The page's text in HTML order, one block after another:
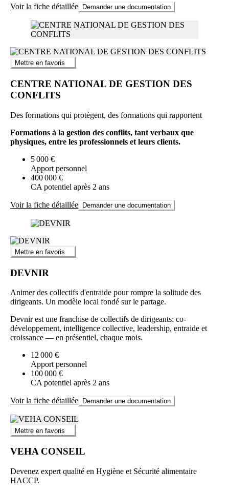
efficacement aux enjeux de digitalisation et de modernisation des
PME partout en France. Le réseau facilite l’échange d’expériences
et contribue activement à la diffusion des meilleures pratiques
opérationnelles et technologiques.
Voir la fiche détaillée Demander une documentation
Mettre en favoris
CENTRE NATIONAL DE GESTION DES
CONFLITS
Des formations qui protègent, des formations qui rapportent
Formations à la gestion des conflits, tant verbaux que
physiques, entre les professionnels et leurs clients.
5 000 €
Apport personnel
400 000 €
CA potentiel après 2 ans
Voir la fiche détaillée Demander une documentation
Mettre en favoris
DEVNIR
Animer des collectifs d'entraide pour rompre la solitude des
dirigeants. Un modèle local fondé sur le partage.
Devnir est une franchise de collectifs de dirigeants: co-
développement, intelligence collective, leadership, entraide et
croissance — en présentiel, chaque mois.
12 000 €
Apport personnel
100 000 €
CA potentiel après 2 ans
Voir la fiche détaillée Demander une documentation
Mettre en favoris
VEHA CONSEIL
Devenez expert qualité en Hygiène et Sécurité alimentaire
HACCP.